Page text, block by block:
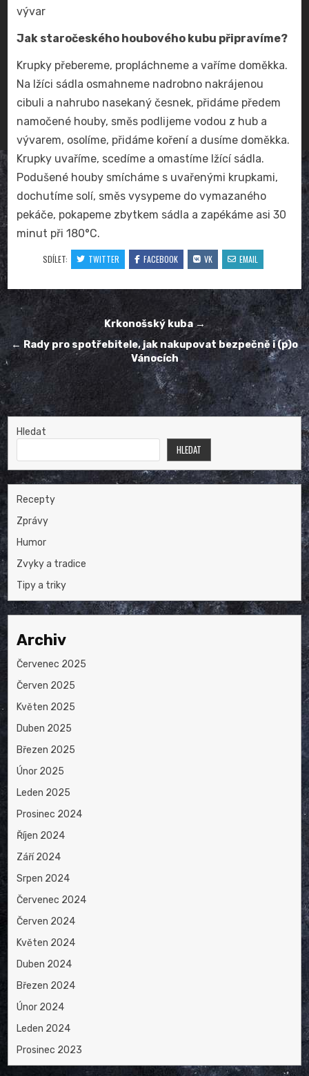
vývar
Jak staročeského houbového kubu připravíme?
Krupky přebereme, propláchneme a vaříme doměkka.
Na lžíci sádla osmahneme nadrobno nakrájenou
cibuli a nahrubo nasekaný česnek, přidáme předem
namočené houby, směs podlijeme vodou z hub a
vývarem, osolíme, přidáme koření a dusíme doměkka.
Krupky uvaříme, scedíme a omastíme lžící sádla.
Podušené houby smícháme s uvařenými krupkami,
dochutíme solí, směs vysypeme do vymazaného
pekáče, pokapeme zbytkem sádla a zapékáme asi 30
minut při 180°C.
SDÍLET: TWITTER FACEBOOK VK EMAIL
Navigace
pro
příspěvek
Krkonošský kuba →
← Rady pro spotřebitele, jak nakupovat bezpečně i (p)o
Vánocích
Hledat
HLEDAT
Recepty
Zprávy
Humor
Zvyky a tradice
Tipy a triky
Archiv
Červenec 2025
Červen 2025
Květen 2025
Duben 2025
Březen 2025
Únor 2025
Leden 2025
Prosinec 2024
Říjen 2024
Září 2024
Srpen 2024
Červenec 2024
Červen 2024
Květen 2024
Duben 2024
Březen 2024
Únor 2024
Leden 2024
Prosinec 2023